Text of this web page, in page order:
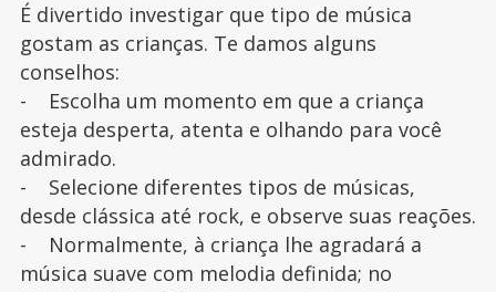
É divertido investigar que tipo de música
gostam as crianças. Te damos alguns
conselhos:
- Escolha um momento em que a criança
esteja desperta, atenta e olhando para você
admirado.
- Selecione diferentes tipos de músicas,
desde clássica até rock, e observe suas reações.
- Normalmente, à criança lhe agradará a
música suave com melodia definida; no